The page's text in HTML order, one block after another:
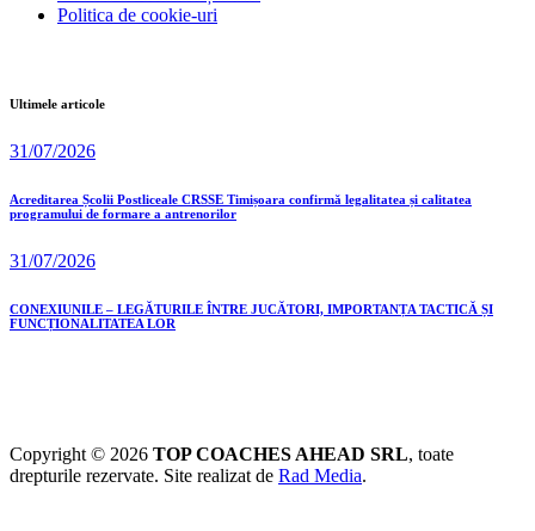
Politica de cookie-uri
Ultimele articole
31/07/2026
Acreditarea Școlii Postliceale CRSSE Timișoara confirmă legalitatea și calitatea
programului de formare a antrenorilor
31/07/2026
CONEXIUNILE – LEGĂTURILE ÎNTRE JUCĂTORI, IMPORTANȚA TACTICĂ ȘI
FUNCȚIONALITATEA LOR
Copyright © 2026 TOP COACHES AHEAD SRL, toate
drepturile rezervate. Site realizat de Rad Media.